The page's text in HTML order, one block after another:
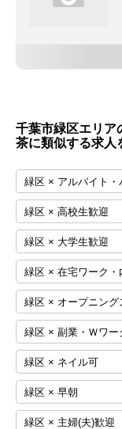
千葉市緑区エリア
茶に類似する求人
緑区 × アルバイト・
緑区 × 高校生歓迎
緑区 × 大学生歓迎
緑区 × 在宅ワーク・
緑区 × オープニング
緑区 × 副業・Ｗワー
緑区 × ネイル可
緑区 × 早朝
緑区 × 主婦(夫)歓迎